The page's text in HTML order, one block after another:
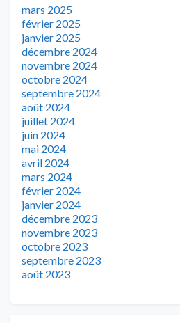
mars 2025
février 2025
janvier 2025
décembre 2024
novembre 2024
octobre 2024
septembre 2024
août 2024
juillet 2024
juin 2024
mai 2024
avril 2024
mars 2024
février 2024
janvier 2024
décembre 2023
novembre 2023
octobre 2023
septembre 2023
août 2023